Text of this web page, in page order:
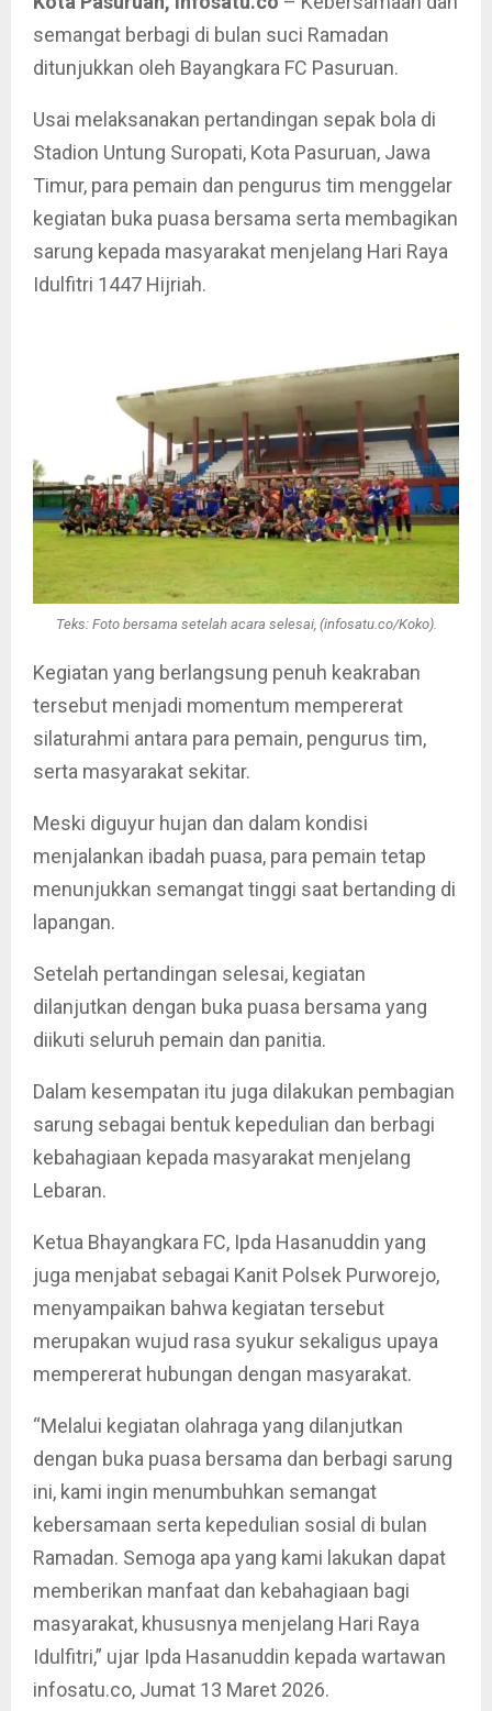
semangat berbagi di bulan suci Ramadan
ditunjukkan oleh Bayangkara FC Pasuruan.
Usai melaksanakan pertandingan sepak bola di
Stadion Untung Suropati, Kota Pasuruan, Jawa
Timur, para pemain dan pengurus tim menggelar
kegiatan buka puasa bersama serta membagikan
sarung kepada masyarakat menjelang Hari Raya
Idulfitri 1447 Hijriah.
Teks: Foto bersama setelah acara selesai, (infosatu.co/Koko).
Kegiatan yang berlangsung penuh keakraban
tersebut menjadi momentum mempererat
silaturahmi antara para pemain, pengurus tim,
serta masyarakat sekitar.
Meski diguyur hujan dan dalam kondisi
menjalankan ibadah puasa, para pemain tetap
menunjukkan semangat tinggi saat bertanding di
lapangan.
Setelah pertandingan selesai, kegiatan
dilanjutkan dengan buka puasa bersama yang
diikuti seluruh pemain dan panitia.
Dalam kesempatan itu juga dilakukan pembagian
sarung sebagai bentuk kepedulian dan berbagi
kebahagiaan kepada masyarakat menjelang
Lebaran.
Ketua Bhayangkara FC, Ipda Hasanuddin yang
juga menjabat sebagai Kanit Polsek Purworejo,
menyampaikan bahwa kegiatan tersebut
merupakan wujud rasa syukur sekaligus upaya
mempererat hubungan dengan masyarakat.
“Melalui kegiatan olahraga yang dilanjutkan
dengan buka puasa bersama dan berbagi sarung
ini, kami ingin menumbuhkan semangat
kebersamaan serta kepedulian sosial di bulan
Ramadan. Semoga apa yang kami lakukan dapat
memberikan manfaat dan kebahagiaan bagi
masyarakat, khususnya menjelang Hari Raya
Idulfitri,” ujar Ipda Hasanuddin kepada wartawan
infosatu.co, Jumat 13 Maret 2026.